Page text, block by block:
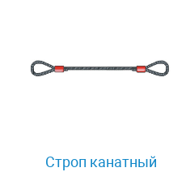
Строп канатный